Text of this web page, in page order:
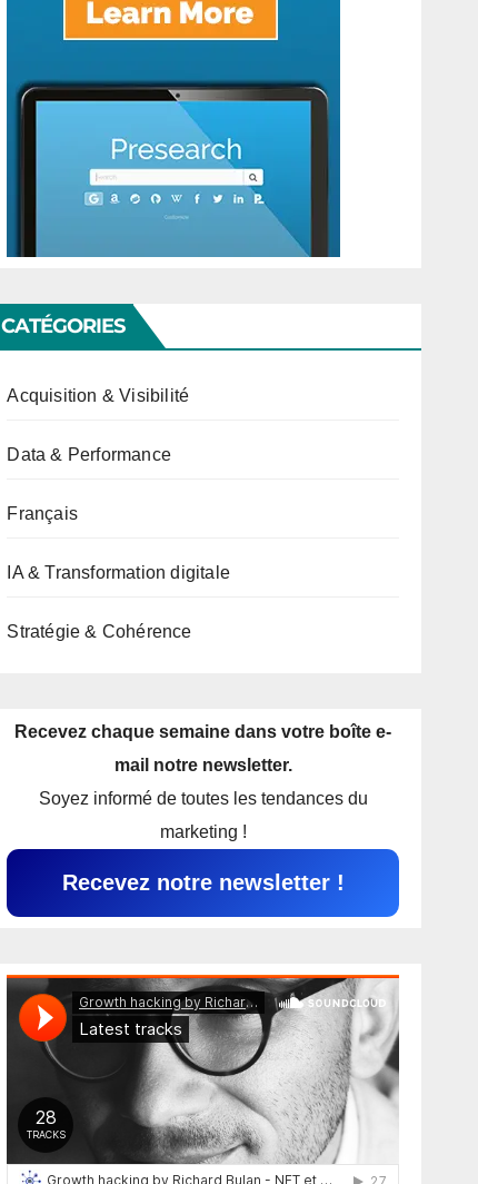
CATÉGORIES
Acquisition & Visibilité
Data & Performance
Français
IA & Transformation digitale
Stratégie & Cohérence
Recevez chaque semaine dans votre boîte e-
mail notre newsletter.
Soyez informé de toutes les tendances du
marketing !
Recevez notre newsletter !